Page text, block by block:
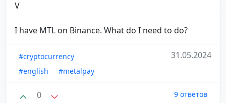
V
I have MTL on Binance. What do I need to do?
#cryptocurrency
#english
#metalpay
31.05.2024
0 9 ответов